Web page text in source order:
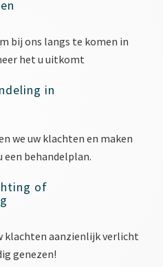
bij ons langs te komen in
het u uitkomt
in
we uw klachten en maken
een behandelplan.
of
klachten aanzienlijk verlicht
genezen!